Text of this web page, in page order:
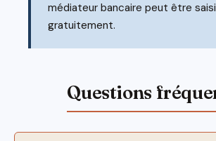
médiateur bancaire peut être saisi
gratuitement.